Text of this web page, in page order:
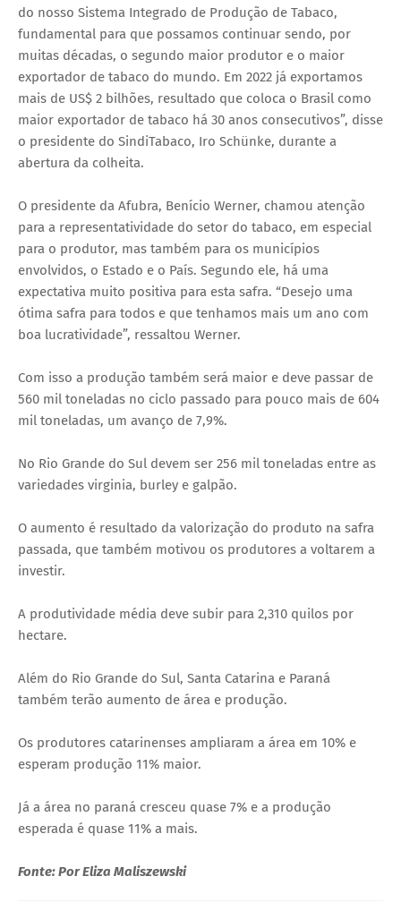
do nosso Sistema Integrado de Produção de Tabaco,
fundamental para que possamos continuar sendo, por
muitas décadas, o segundo maior produtor e o maior
exportador de tabaco do mundo. Em 2022 já exportamos
mais de US$ 2 bilhões, resultado que coloca o Brasil como
maior exportador de tabaco há 30 anos consecutivos”, disse
o presidente do SindiTabaco, Iro Schünke, durante a
abertura da colheita.
O presidente da Afubra, Benício Werner, chamou atenção
para a representatividade do setor do tabaco, em especial
para o produtor, mas também para os municípios
envolvidos, o Estado e o País. Segundo ele, há uma
expectativa muito positiva para esta safra. “Desejo uma
ótima safra para todos e que tenhamos mais um ano com
boa lucratividade”, ressaltou Werner.
Com isso a produção também será maior e deve passar de
560 mil toneladas no ciclo passado para pouco mais de 604
mil toneladas, um avanço de 7,9%.
No Rio Grande do Sul devem ser 256 mil toneladas entre as
variedades virginia, burley e galpão.
O aumento é resultado da valorização do produto na safra
passada, que também motivou os produtores a voltarem a
investir.
A produtividade média deve subir para 2,310 quilos por
hectare.
Além do Rio Grande do Sul, Santa Catarina e Paraná
também terão aumento de área e produção.
Os produtores catarinenses ampliaram a área em 10% e
esperam produção 11% maior.
Já a área no paraná cresceu quase 7% e a produção
esperada é quase 11% a mais.
Fonte: Por Eliza Maliszewski